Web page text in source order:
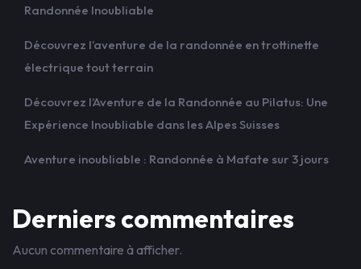
Randonnée Inoubliable
Découvrez l’aventure de la randonnée en trottinette
électrique tout terrain
Découvrez l’Aventure de la Randonnée au Pilatus: Une
Expérience Inoubliable dans les Alpes Suisses
Aventure inoubliable : Randonnée à Mafate sur 3 jours
Derniers commentaires
Aucun commentaire à afficher.